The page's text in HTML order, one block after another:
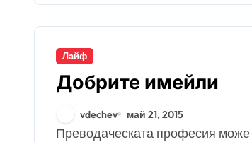
Лайф
Добрите имейли
vdechev май 21, 2015
Преводаческата професия може